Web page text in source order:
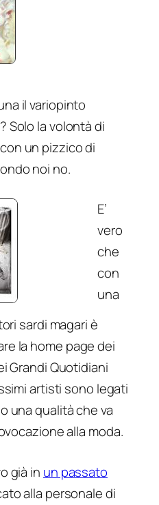
il variopinto
Solo la volontà di
con un pizzico di
noi no.
E’
vero
che
con
una
sardi magari è
la home page dei
Grandi Quotidiani
artisti sono legati
una qualità che va
alla moda.
già in un passato
alla personale di